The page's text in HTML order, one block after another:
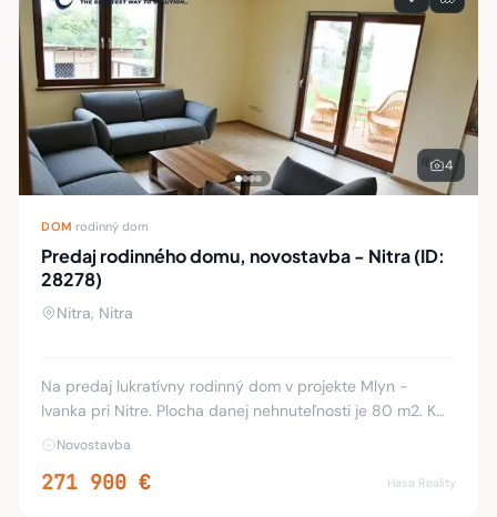
💳Bankomat 527 m (7 min)
💳Bankomat 915 m (12 min)
💳Bankomat 949 m(12 min)
💳 Bankomat 982 m(13 min)
4
DOM rodinný dom
Predaj rodinného domu, novostavba - Nitra (ID:
28278)
Nitra, Nitra
Na predaj lukratívny rodinný dom v projekte Mlyn -
Ivanka pri Nitre. Plocha danej nehnuteľnosti je 80 m2. K
bytu patrí terasa. Nízkoenergetický rodinný dom s
Novostavba
271 900 € Hasa Reality